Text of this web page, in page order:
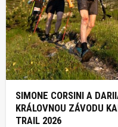
SIMONE CORSINI A
KRÁLOVNOU ZÁVODU
TRAIL 2026